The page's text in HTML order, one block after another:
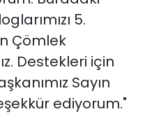
5.
Çömlek
Destekleri için
Sayın
ediyorum."